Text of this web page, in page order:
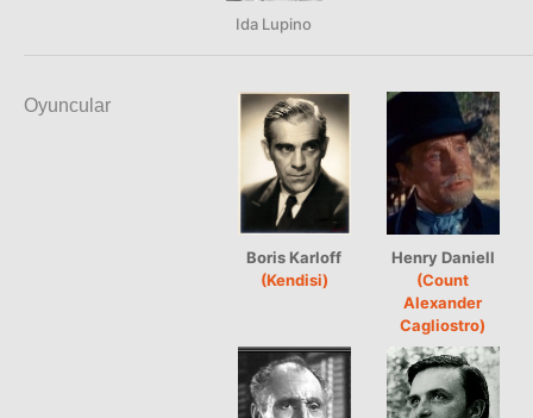
Ida Lupino
Oyuncular
Boris Karloff
(Kendisi)
Henry Daniell
(Count
Alexander
Cagliostro)